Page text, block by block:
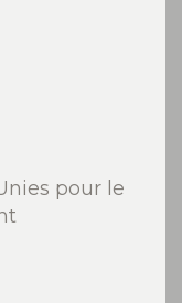
pour le